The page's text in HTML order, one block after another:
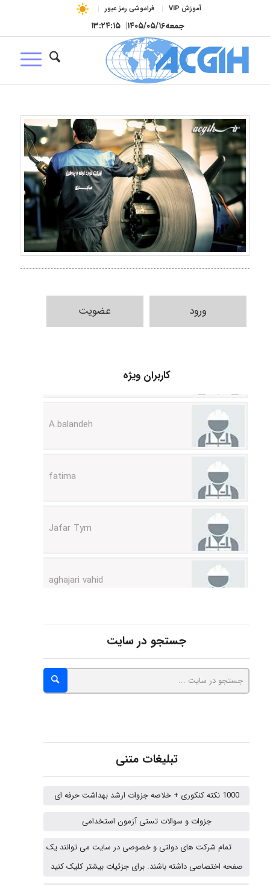
آموزش VIP فراموشی رمز عبور
جمعه۱۴۰۵/۰۵/۱۶| ۱۳:۲۴:۱۶
ورود عضویت
کاربران ویژه
emami
جستجو در سایت
تبلیغات متنی
1000 نکته کنکوری + خلاصه جزوات ارشد بهداشت حرفه ای
جزوات و سوالات تستی آزمون استخدامی
تمام شرکت های دولتی و خصوصی در سایت می توانند یک
صفحه اختصاصی داشته باشند. برای جزئیات بیشتر کلیک کنید